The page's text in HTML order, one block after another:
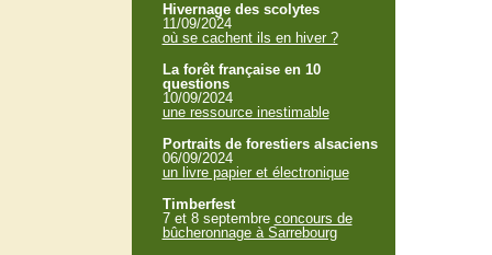
Hivernage des scolytes
11/09/2024
où se cachent ils en hiver ?
La forêt française en 10
questions
10/09/2024
une ressource inestimable
Portraits de forestiers alsaciens
06/09/2024
un livre papier et électronique
Timberfest
7 et 8 septembre concours de
bûcheronnage à Sarrebourg